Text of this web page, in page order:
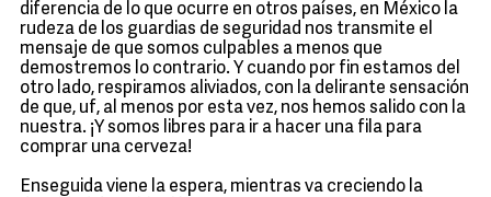
diferencia de lo que ocurre en otros países, en México la
rudeza de los guardias de seguridad nos transmite el
mensaje de que somos culpables a menos que
demostremos lo contrario. Y cuando por fin estamos del
otro lado, respiramos aliviados, con la delirante sensación
de que, uf, al menos por esta vez, nos hemos salido con la
nuestra. ¡Y somos libres para ir a hacer una fila para
comprar una cerveza!
Enseguida viene la espera, mientras va creciendo la